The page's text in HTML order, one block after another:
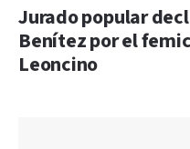
Jurado popular
Benítez por el
Leoncino